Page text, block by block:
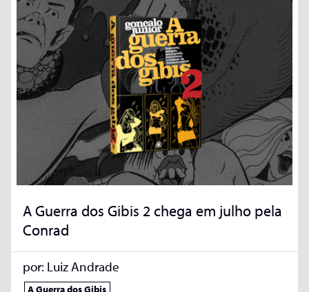
A Guerra dos Gibis 2 chega em julho pela
Conrad
por: Luiz Andrade
A Guerra dos Gibis